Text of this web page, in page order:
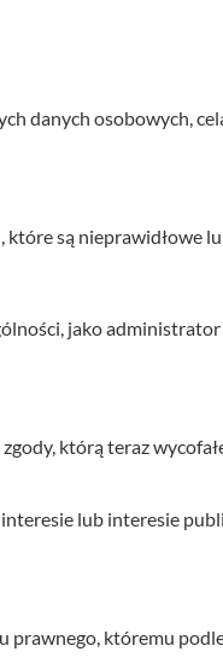
danych osobowych,
są nieprawidłowe
jako
którą teraz
lub interesie
prawnego, któremu